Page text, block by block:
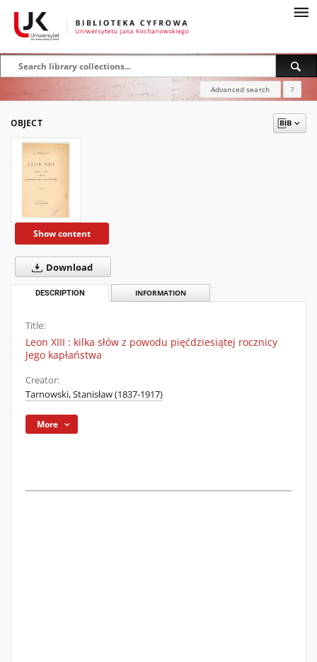
Advanced search ?
OBJECT
Show content
Download
DESCRIPTION INFORMATION
Title:
Leon XIII : kilka słów z powodu pięćdziesiątej rocznicy
Jego kapłaństwa
Creator:
Tarnowski, Stanisław (1837-1917)
More